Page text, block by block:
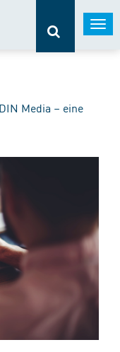
Media – eine